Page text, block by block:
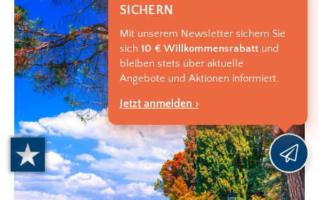
SICHERN
Mit unserem Newsletter sichern Sie
sich 10 € Willkommensrabatt und
bleiben stets über aktuelle
Angebote und Aktionen informiert.
Jetzt anmelden ›